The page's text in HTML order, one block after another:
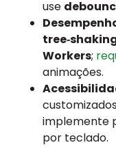
use
Workers;
animações.
implemente
por teclado.